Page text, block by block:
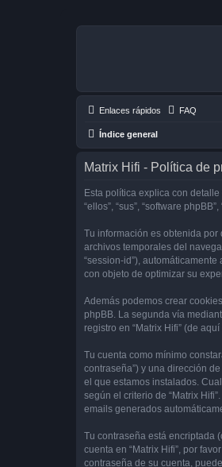
Enlaces rápidos FAQ
Índice general
Matrix Hifi - Política de
Esta política explica con detalle
“ellos”, “sus”, “software
Tu información es obtenida por
archivos temporales del
“session-id”),
con objeto de optimizar su
Además podemos crear
phpBB. La segunda vía
registro en “Matrix Hifi” (de
Tu cuenta como mínimo
contraseña”) y una dirección
el que estamos instalados.
según el criterio de “Matrix
emails generados
Tu contraseña está encriptada
cuenta en “Matrix Hifi”, por
contraseña de su cuenta,